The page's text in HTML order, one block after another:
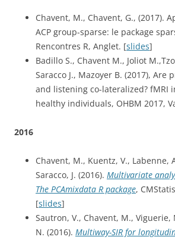
Chavent, M., Chavent, G., (2017).
ACP group-sparse: le package
Rencontres R, Anglet. [slides]
Badillo S., Chavent M., Joliot
Saracco J., Mazoyer B. (2017), Are
and listening co-lateralized? fMRI
healthy individuals, OHBM 2017,
2016
Chavent, M., Kuentz, V., Labenne,
Saracco, J. (2016). Multivariate
The PCAmixdata R package,
[slides]
Sautron, V., Chavent, M., Viguerie,
N. (2016). Multiway-SIR for